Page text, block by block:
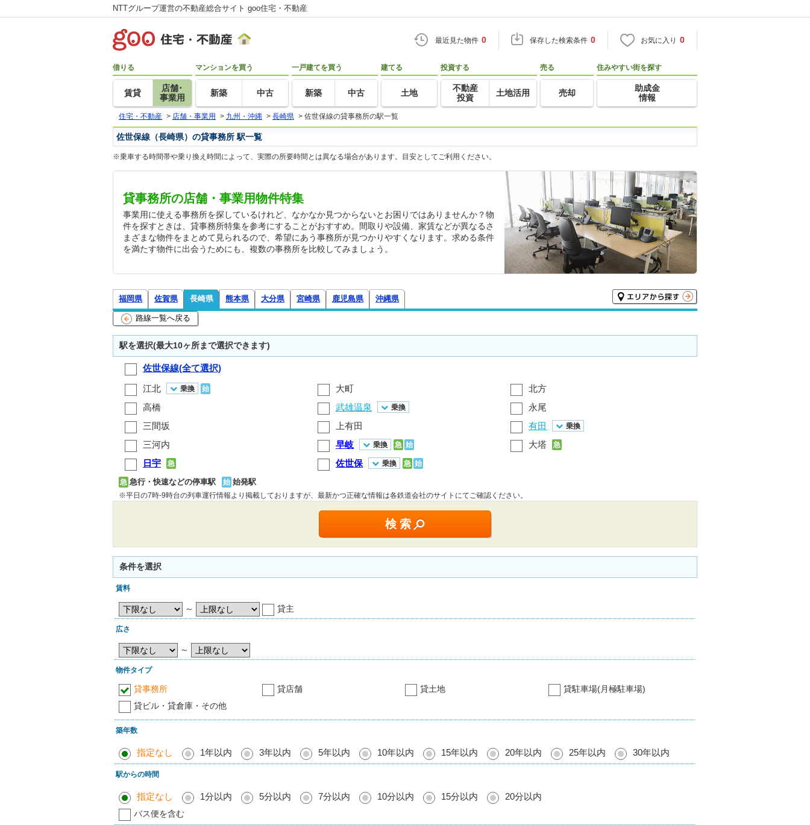
NTTグループ運営の不動産総合サイト goo住宅・不動産
最近見た物件 0 保存した検索条件 0 お気に入り 0
借りる
賃貸
店舗･
事業用
マンションを買う
新築 中古
一戸建てを買う
新築 中古
建てる
土地
投資する
不動産
投資
土地活用
売る
売却
住みやすい街を探す
助成金
情報
住宅・不動産 > 店舗・事業用 > 九州・沖縄 > 長崎県 > 佐世保線の貸事務所の駅一覧
佐世保線（長崎県）の貸事務所 駅一覧
※乗車する時間帯や乗り換え時間によって、実際の所要時間とは異なる場合があります。目安としてご利用ください。
貸事務所の店舗・事業用物件特集
事業用に使える事務所を探しているけれど、なかなか見つからないとお困りではありませんか？物
件を探すときは、貸事務所特集を参考にすることがおすすめ。間取りや設備、家賃などが異なるさ
まざまな物件をまとめて見られるので、希望にあう事務所が見つかりやすくなります。求める条件
を満たす物件に出会うためにも、複数の事務所を比較してみましょう。
福岡県 佐賀県 長崎県 熊本県 大分県 宮崎県 鹿児島県 沖縄県
路線一覧へ戻る
駅を選択(最大10ヶ所まで選択できます)
佐世保線(全て選択)
江北
乗換 始 大町
北方
高橋
武雄温泉 乗換
永尾
三間坂
上有田 有田 乗換
三河内 早岐 乗換 急 始 大塔 急
日宇 急 佐世保 乗換 急 始
急 急行・快速などの停車駅 始 始発駅
※平日の7時-9時台の列車運行情報より掲載しておりますが、最新かつ正確な情報は各鉄道会社のサイトにてご確認ください。
条件を選択
賃料
～ 貸主
広さ
～
物件タイプ
貸事務所 貸店舗 貸土地
貸駐車場(月極駐車場)
貸ビル・貸倉庫・その他
築年数
指定なし 1年以内 3年以内 5年以内 10年以内 15年以内 20年以内 25年以内 30年以内
駅からの時間
指定なし 1分以内 5分以内 7分以内 10分以内 15分以内 20分以内
バス便を含む